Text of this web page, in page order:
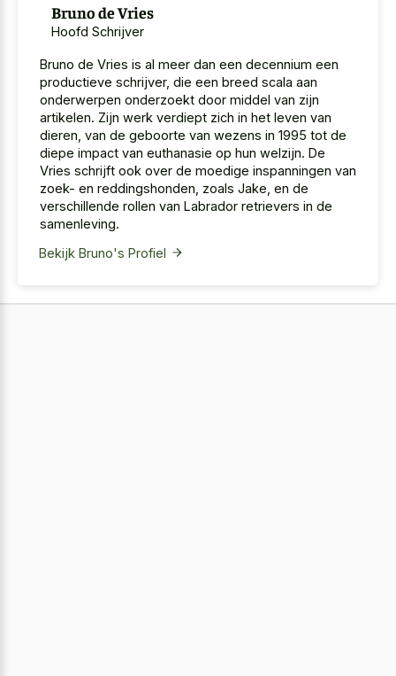
Bruno de Vries
Hoofd Schrijver
Bruno de Vries is al meer dan een decennium een
productieve schrijver, die een breed scala aan
onderwerpen onderzoekt door middel van zijn
artikelen. Zijn werk verdiept zich in het leven van
dieren, van de geboorte van wezens in 1995 tot de
diepe impact van euthanasie op hun welzijn. De
Vries schrijft ook over de moedige inspanningen van
zoek- en reddingshonden, zoals Jake, en de
verschillende rollen van Labrador retrievers in de
samenleving.
Bekijk Bruno's Profiel